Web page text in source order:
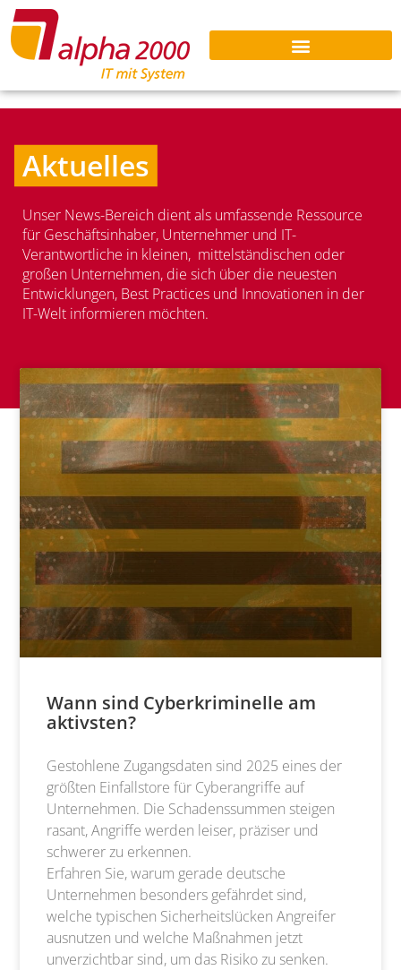
Aktuelles
Unser News-Bereich dient als umfassende Ressource
für Geschäftsinhaber, Unternehmer und IT-
Verantwortliche in kleinen, mittelständischen oder
großen Unternehmen, die sich über die neuesten
Entwicklungen, Best Practices und Innovationen in der
IT-Welt informieren möchten.
Wann sind Cyberkriminelle am
aktivsten?
Gestohlene Zugangsdaten sind 2025 eines der
größten Einfallstore für Cyberangriffe auf
Unternehmen. Die Schadenssummen steigen
rasant, Angriffe werden leiser, präziser und
schwerer zu erkennen.
Erfahren Sie, warum gerade deutsche
Unternehmen besonders gefährdet sind,
welche typischen Sicherheitslücken Angreifer
ausnutzen und welche Maßnahmen jetzt
unverzichtbar sind, um das Risiko zu senken.